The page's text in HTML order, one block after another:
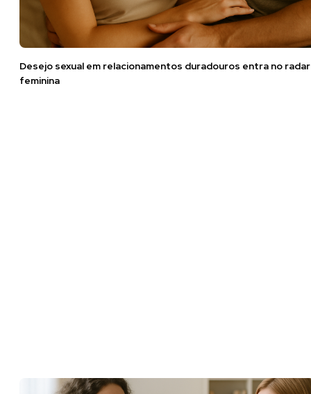
Desejo sexual em relacionamentos duradouros entra no
feminina